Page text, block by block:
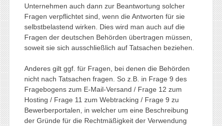
Unternehmen auch dann zur Beantwortung solcher
Fragen verpflichtet sind, wenn die Antworten für sie
selbstbelastend wirken. Dies wird man auch auf die
Fragen der deutschen Behörden übertragen müssen,
soweit sie sich ausschließlich auf Tatsachen beziehen.
Anderes gilt ggf. für Fragen, bei denen die Behörden
nicht nach Tatsachen fragen. So z.B. in Frage 9 des
Fragebogens zum E-Mail-Versand / Frage 12 zum
Hosting / Frage 11 zum Webtracking / Frage 9 zu
Bewerberportalen, in welcher um eine Beschreibung
der Gründe für die Rechtmäßigkeit der Verwendung